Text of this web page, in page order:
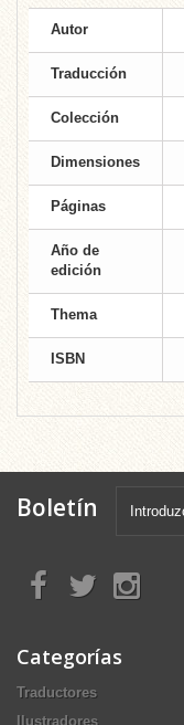
Autor
Traducción
Colección
Dimensiones
Páginas
Año de
edición
Thema
ISBN
Boletín
Categorías
Traductores
Ilustradores